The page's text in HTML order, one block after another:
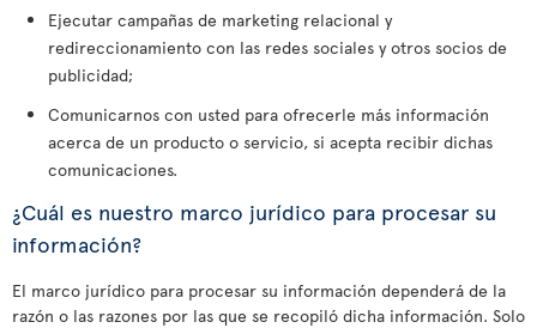
Ejecutar campañas de marketing relacional y
redireccionamiento con las redes sociales y otros socios de
publicidad;
Comunicarnos con usted para ofrecerle más información
acerca de un producto o servicio, si acepta recibir dichas
comunicaciones.
¿Cuál es nuestro marco jurídico para procesar su
información?
El marco jurídico para procesar su información dependerá de la
razón o las razones por las que se recopiló dicha información. Solo